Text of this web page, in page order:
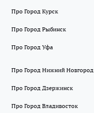
Про Город Курск
Про Город Рыбинск
Про Город Уфа
Про Город Нижний Новгород
Про Город Дзержинск
Про Город Владивосток